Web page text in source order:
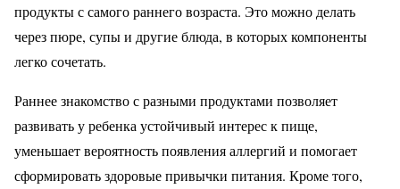
продукты с самого раннего возраста. Это можно делать
через пюре, супы и другие блюда, в которых компоненты
легко сочетать.
Раннее знакомство с разными продуктами позволяет
развивать у ребенка устойчивый интерес к пище,
уменьшает вероятность появления аллергий и помогает
сформировать здоровые привычки питания. Кроме того,